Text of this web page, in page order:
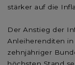
stärker auf die
Der Anstieg der
Anleiherenditen
zehnjähriger
höchsten Stand